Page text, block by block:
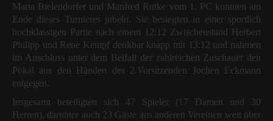
Maria Bielendorfer und Manfred Rutke vom 1. PC konnten am
Ende dieses Turnieres jubeln. Sie besiegten in einer sportlich
hochklassigen Partie nach einem 12:12 Zwischenstand Herbert
Philipp und Rene Kempf denkbar knapp mit 13:12 und nahmen
im Anschluss unter dem Beifall der zahlreichen Zuschauer den
Pokal aus den Händen des 2.Vorsitzenden Jochen Eckmann
entgegen.
Insgesamt beteiligten sich 47 Spieler (17 Damen und 30
Herren), darunter auch 23 Gäste aus anderen Vereinen weit über